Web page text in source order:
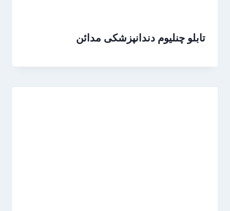
تابلو چنلیوم دندانپزشکی مدائن